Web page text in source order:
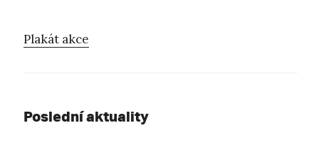
Plakát akce
Poslední aktuality